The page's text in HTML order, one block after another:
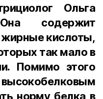
Ольга
содержит
кислоты,
так мало в
Помимо этого
норму белка в